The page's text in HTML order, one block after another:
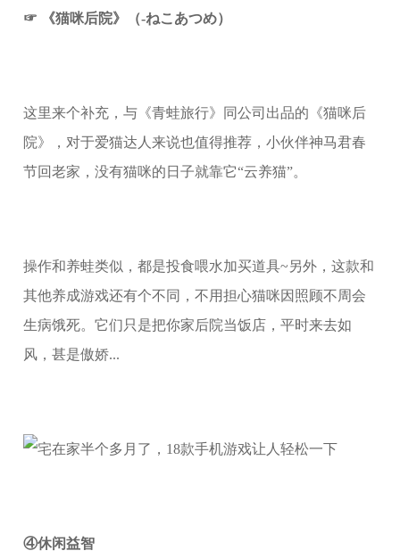
☞ 《猫咪后院》（-ねこあつめ）
这里来个补充，与《青蛙旅行》同公司出品的《猫咪后
院》，对于爱猫达人来说也值得推荐，小伙伴神马君春
节回老家，没有猫咪的日子就靠它“云养猫”。
操作和养蛙类似，都是投食喂水加买道具~另外，这款和
其他养成游戏还有个不同，不用担心猫咪因照顾不周会
生病饿死。它们只是把你家后院当饭店，平时来去如
风，甚是傲娇...
④休闲益智